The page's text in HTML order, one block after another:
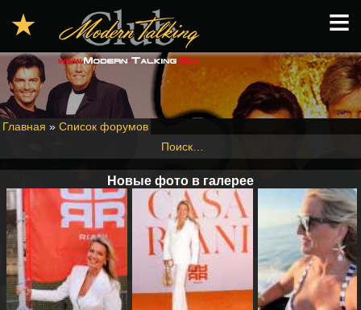
Главная » Список форумов
Поиск…
Новые фото в галерее
★ ≡